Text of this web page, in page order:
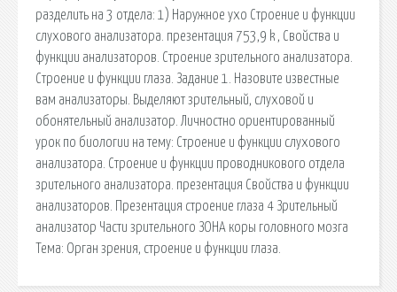
разделить на 3 отдела: 1) Наружное ухо Строение и функции
слухового анализатора. презентация 753,9 k , Свойства и
функции анализаторов. Строение зрительного анализатора.
Строение и функции глаза. Задание 1. Назовите известные
вам анализаторы. Выделяют зрительный, слуховой и
обонятельный анализатор. Личностно ориентированный
урок по биологии на тему: Строение и функции слухового
анализатора. Строение и функции проводникового отдела
зрительного анализатора. презентация Свойства и функции
анализаторов. Презентация строение глаза 4 Зрительный
анализатор Части зрительного ЗОНА коры головного мозга
Тема: Орган зрения, строение и функции глаза.